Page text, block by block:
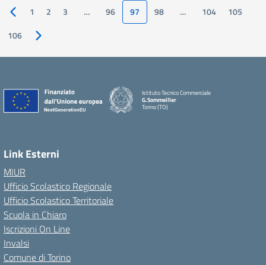
Pagina precedente
1 2 3 … 96 97 98 … 104
105
106
Pagina successiva
Istituto Tecnico Commerciale
G.Sommeiller
Torino (TO)
Link Esterni
MIUR
Ufficio Scolastico Regionale
Ufficio Scolastico Territoriale
Scuola in Chiaro
Iscrizioni On Line
Invalsi
Comune di Torino